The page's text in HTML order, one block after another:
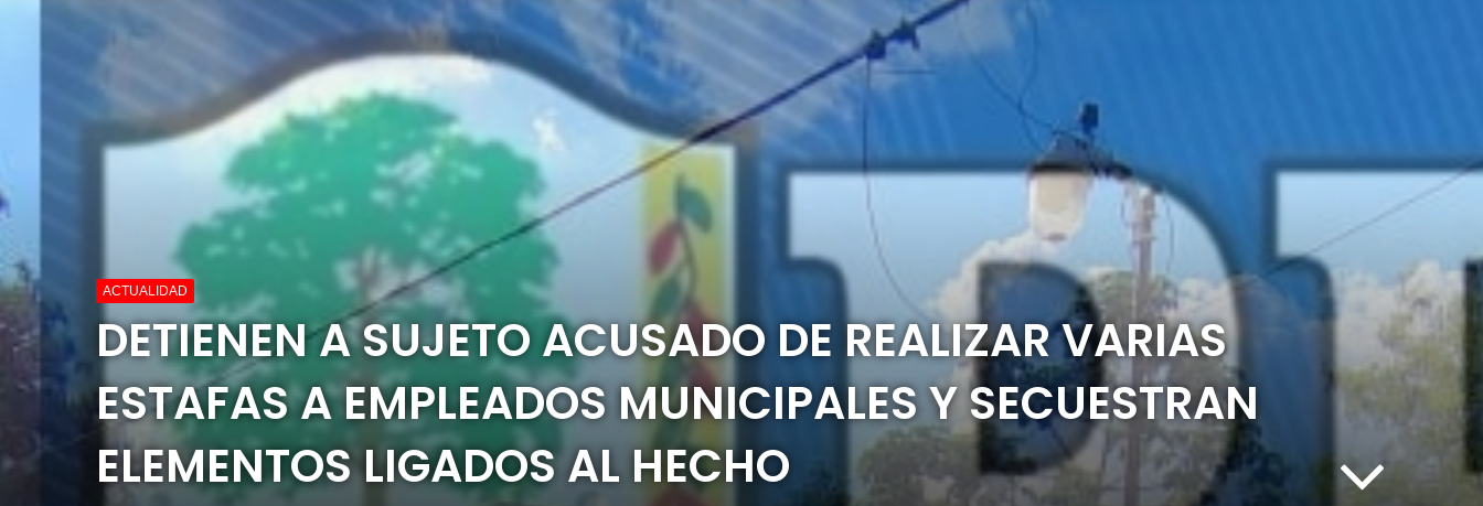
ACTUALIDAD
DETIENEN A SUJETO ACUSADO DE REALIZAR VARIAS
ESTAFAS A EMPLEADOS MUNICIPALES Y SECUESTRAN
ELEMENTOS LIGADOS AL HECHO